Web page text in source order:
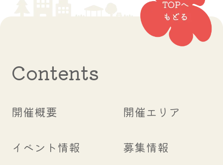
Contents
開催概要 開催エリア
イベント情報 募集情報